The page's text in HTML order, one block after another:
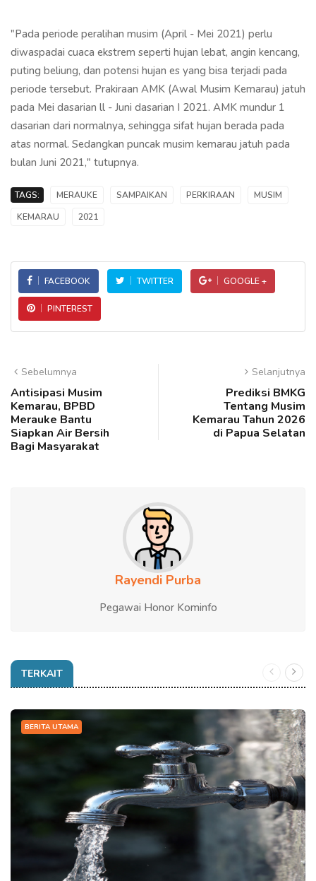
"Pada periode peralihan musim (April - Mei 2021) perlu
diwaspadai cuaca ekstrem seperti hujan lebat, angin kencang,
puting beliung, dan potensi hujan es yang bisa terjadi pada
periode tersebut. Prakiraan AMK (Awal Musim Kemarau) jatuh
pada Mei dasarian ll - Juni dasarian I 2021. AMK mundur 1
dasarian dari normalnya, sehingga sifat hujan berada pada
atas normal. Sedangkan puncak musim kemarau jatuh pada
bulan Juni 2021," tutupnya.
TAGS: MERAUKE SAMPAIKAN PERKIRAAN
MUSIM
KEMARAU
2021
FACEBOOK TWITTER GOOGLE +
PINTEREST
Sebelumnya
Antisipasi Musim
Kemarau, BPBD
Merauke Bantu
Siapkan Air Bersih
Bagi Masyarakat
Selanjutnya
Prediksi BMKG
Tentang Musim
Kemarau Tahun 2026
di Papua Selatan
Rayendi Purba
Pegawai Honor Kominfo
TERKAIT
BERITA UTAMA